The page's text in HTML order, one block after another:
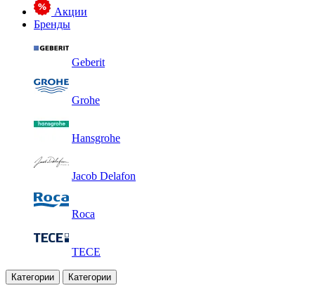
Акции
Бренды
Geberit
Grohe
Hansgrohe
Jacob Delafon
Roca
TECE
Категории Категории